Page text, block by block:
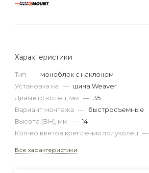
Характеристики
Тип — моноблок с наклоном
Установка на — шина Weaver
Диаметр колец, мм — 35
Вариант монтажа — быстросъемные
Высота (BH), мм — 14
Кол-во винтов крепления полуколец —
Все характеристики